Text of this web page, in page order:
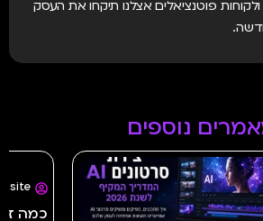
פוטנציאלים אצלנו תיקחו את העסק
נוספים
יולי 23, 2026